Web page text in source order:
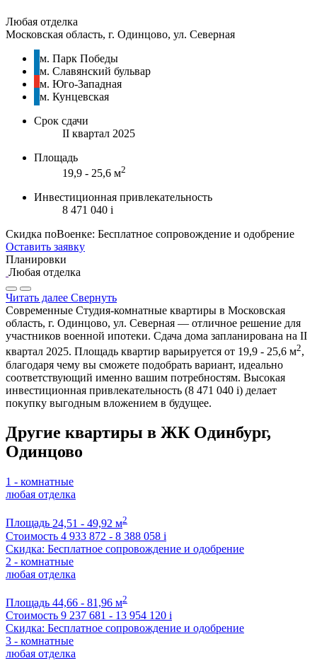
Любая отделка
Московская область, г. Одинцово, ул. Северная
м. Парк Победы
м. Славянский бульвар
м. Юго-Западная
м. Кунцевская
Срок сдачи
II квартал 2025
Площадь
19,9 - 25,6 м2
Инвестиционная привлекательность
8 471 040 i
Скидка поВоенке: Бесплатное сопровождение и одобрение
Оставить заявку
Планировки
Любая отделка
Читать далее Свернуть
Современные Студия-комнатные квартиры в Московская
область, г. Одинцово, ул. Северная — отличное решение для
участников военной ипотеки. Сдача дома запланирована на II
квартал 2025. Площадь квартир варьируется от 19,9 - 25,6 м2,
благодаря чему вы сможете подобрать вариант, идеально
соответствующий именно вашим потребностям. Высокая
инвестиционная привлекательность (8 471 040 i) делает
покупку выгодным вложением в будущее.
Другие квартиры в ЖК Одинбург,
Одинцово
1 - комнатные
любая отделка
Площадь 24,51 - 49,92 м2
Стоимость 4 933 872 - 8 388 058 i
Скидка: Бесплатное сопровождение и одобрение
2 - комнатные
любая отделка
Площадь 44,66 - 81,96 м2
Стоимость 9 237 681 - 13 954 120 i
Скидка: Бесплатное сопровождение и одобрение
3 - комнатные
любая отделка